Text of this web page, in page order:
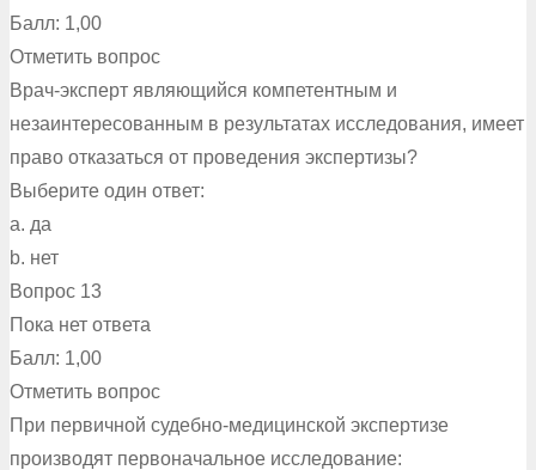
Балл: 1,00
Отметить вопрос
Врач-эксперт являющийся компетентным и
незаинтересованным в результатах исследования, имеет
право отказаться от проведения экспертизы?
Выберите один ответ:
a. да
b. нет
Вопрос 13
Пока нет ответа
Балл: 1,00
Отметить вопрос
При первичной судебно-медицинской экспертизе
производят первоначальное исследование: